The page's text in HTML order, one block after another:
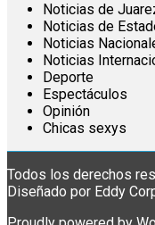
Noticias de
Noticias de
Noticias
Noticias
Deporte
Espectáculos
Opinión
Chicas sexys
Todos los derechos
Diseñado por Eddy